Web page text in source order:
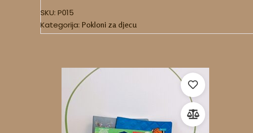
SKU: P015
Kategorija: Pokloni za djecu